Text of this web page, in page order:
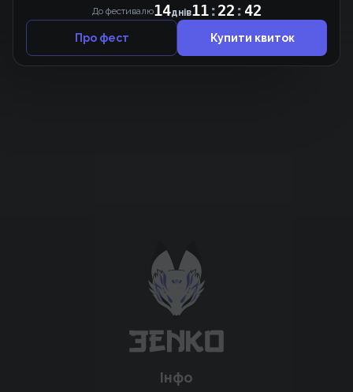
крутих нововведень
Підтримати проєкт
Інфо
До фестивалю14днів11:22 : 42
Про фест Купити квиток